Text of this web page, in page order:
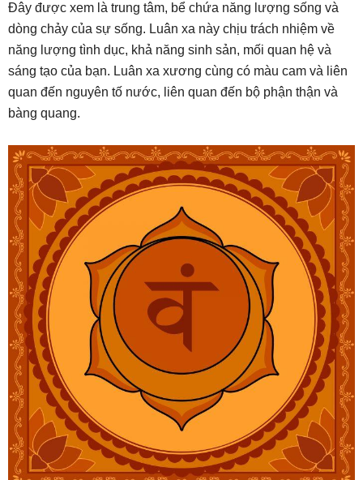
Đây được xem là trung tâm, bể chứa năng lượng sống và
dòng chảy của sự sống. Luân xa này chịu trách nhiệm về
năng lượng tình dục, khả năng sinh sản, mối quan hệ và
sáng tạo của bạn. Luân xa xương cùng có màu cam và liên
quan đến nguyên tố nước, liên quan đến bộ phận thận và
bàng quang.